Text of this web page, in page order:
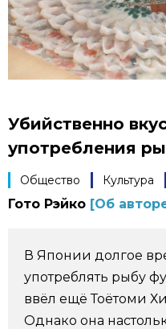
Факты о Японии
Путеводитель по
Фото/Видео
Люди
Блог
Популярные статьи
Японский язык
Убийственно
употребления
Общество Культура
Гото Рэйко [Об
В Японии долгое
употреблять рыбу
ввёл ещё Тоётоми
Однако она